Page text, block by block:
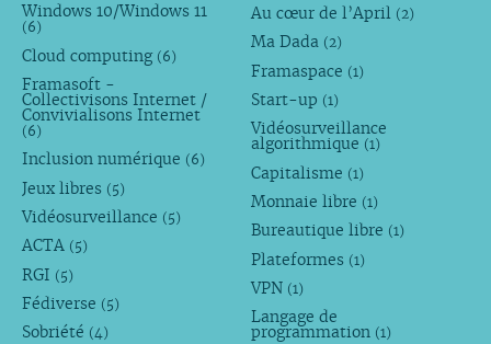
Windows 10/Windows 11
(6)
Cloud computing (6)
Framasoft -
Collectivisons Internet /
Convivialisons Internet
(6)
Inclusion numérique (6)
Jeux libres (5)
Vidéosurveillance (5)
ACTA (5)
RGI (5)
Fédiverse (5)
Sobriété (4)
Au cœur de l’April (2)
Ma Dada (2)
Framaspace (1)
Start-up (1)
Vidéosurveillance
algorithmique (1)
Capitalisme (1)
Monnaie libre (1)
Bureautique libre (1)
Plateformes (1)
VPN (1)
Langage de
programmation (1)